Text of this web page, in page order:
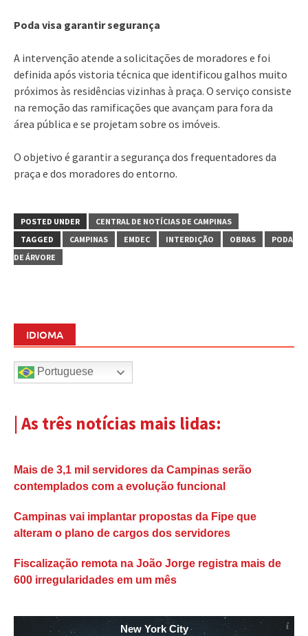
Poda visa garantir segurança
A intervenção atende a solicitações de moradores e foi
definida após vistoria técnica que identificou galhos muito
próximos às residências vizinhas à praça. O serviço consiste
na remoção das ramificações que avançam para fora da
área pública e se projetam sobre os imóveis.
O objetivo é garantir a segurança dos frequentadores da
praça e dos moradores do entorno.
POSTED UNDER
CENTRAL DE NOTÍCIAS DE CAMPINAS
TAGGED
CAMPINAS EMDEC INTERDIÇÃO OBRAS
PODA
DE ÁRVORE
IDIOMA
Portuguese
| As três notícias mais lidas:
Mais de 3,1 mil servidores da Campinas serão
contemplados com a evolução funcional
Campinas vai implantar propostas da Fipe que
alteram o plano de cargos dos servidores
Fiscalização remota na João Jorge registra mais de
600 irregularidades em um mês
New York City